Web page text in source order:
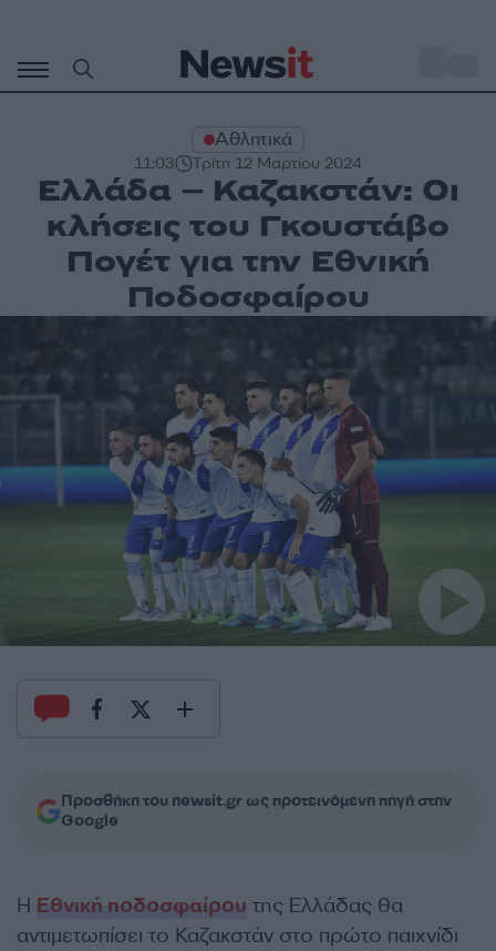
περιεχόμενο
Αθλητικά
11:03 Τρίτη 12 Μαρτίου 2024
Ελλάδα – Καζακστάν: Οι
κλήσεις του Γκουστάβο
Πογέτ για την Εθνική
Ποδοσφαίρου
Προσθήκη του newsit.gr ως προτεινόμενη πηγή στην
Google
Η Εθνική ποδοσφαίρου της Ελλάδας θα
αντιμετωπίσει το Καζακστάν στο πρώτο παιχνίδι